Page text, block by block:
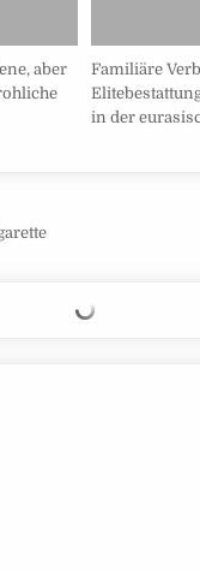
aber
Familiäre
in der